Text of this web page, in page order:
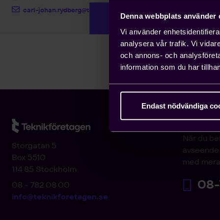
Denna webbplats använder
Vi använder
analysera vår trafik. Vi
och annons- och
information som du har
Endast nödvändiga
carl-johan.rydberg@teknikforetagen.se
Storgatan 5
Box 5510
114 85 Stockholm
08 - 782 08 00
info@teknikforetagen.se
När du
med